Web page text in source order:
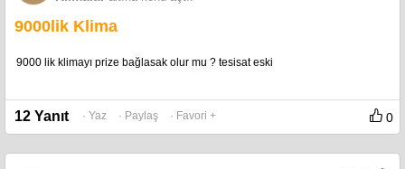
9000lik Klima
9000 lik klimayı prize bağlasak olur mu ? tesisat eski
12 Yanıt · Yaz · Paylaş · Favori + 0